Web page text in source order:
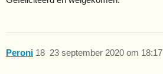
Peroni 23 september 2020 om 18:17
18